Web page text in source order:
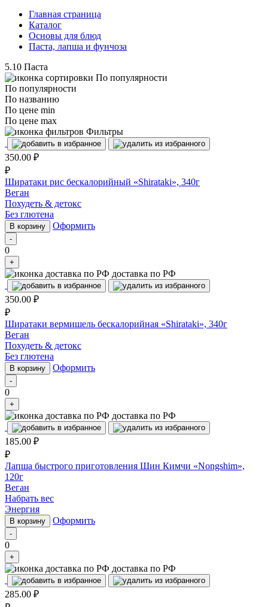
Главная страница
Каталог
Основы для блюд
Паста, лапша и фунчоза
5.10 Паста
По популярности
По популярности
По названию
По цене min
По цене max
Фильтры
350.00 ₽
₽
Ширатаки рис бескалорийный «Shirataki», 340г
Веган
Похудеть & детокс
Без глютена
В корзину Оформить
-
0
+
доставка по РФ
350.00 ₽
₽
Ширатаки вермишель бескалорийная «Shirataki», 340г
Веган
Похудеть & детокс
Без глютена
В корзину Оформить
-
0
+
доставка по РФ
185.00 ₽
₽
Лапша быстрого приготовления Шин Кимчи «Nongshim»,
120г
Веган
Набрать вес
Энергия
В корзину Оформить
-
0
+
доставка по РФ
285.00 ₽